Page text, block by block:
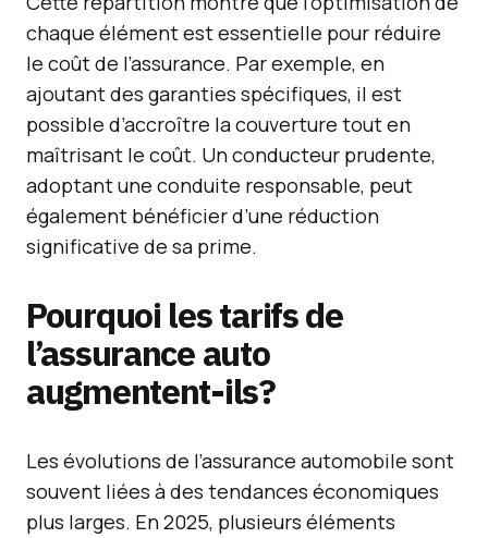
chaque élément est essentielle pour réduire
le coût de l’assurance. Par exemple, en
ajoutant des garanties spécifiques, il est
possible d’accroître la couverture tout en
maîtrisant le coût. Un conducteur prudente,
adoptant une conduite responsable, peut
également bénéficier d’une réduction
significative de sa prime.
Pourquoi les tarifs de
l’assurance auto
augmentent-ils?
Les évolutions de l’assurance automobile sont
souvent liées à des tendances économiques
plus larges. En 2025, plusieurs éléments